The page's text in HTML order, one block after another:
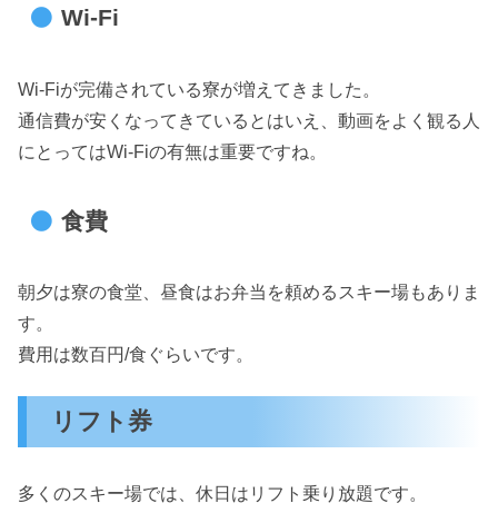
Wi-Fi
Wi-Fiが完備されている寮が増えてきました。
通信費が安くなってきているとはいえ、動画をよく観る人
にとってはWi-Fiの有無は重要ですね。
食費
朝夕は寮の食堂、昼食はお弁当を頼めるスキー場もありま
す。
費用は数百円/食ぐらいです。
リフト券
多くのスキー場では、休日はリフト乗り放題です。